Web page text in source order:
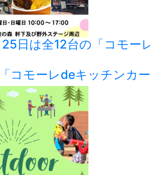
日は全12台の「コモー
コモーレdeキッチンカー